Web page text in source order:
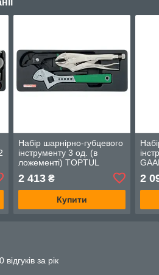
Набір шарнірно-губцевого
інструменту 3 од. (в
ложементі) TOPTUL
2 413₴
Купити
2
за рік